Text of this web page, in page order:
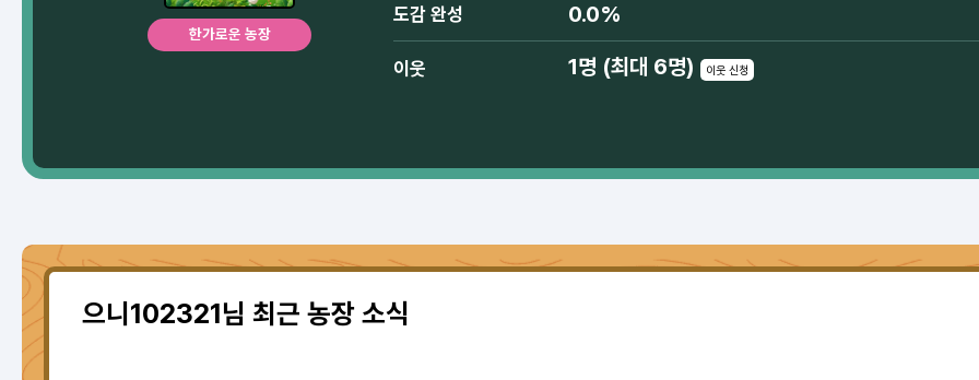
한가로운 농장
도감 완성 0.0%
이웃 1명 (최대 6명) 이웃 신청
으니102321님 최근 농장 소식